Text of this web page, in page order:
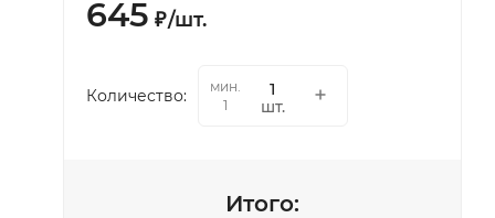
645 ₽/шт.
Количество:
мин.
1
шт.
Итого: